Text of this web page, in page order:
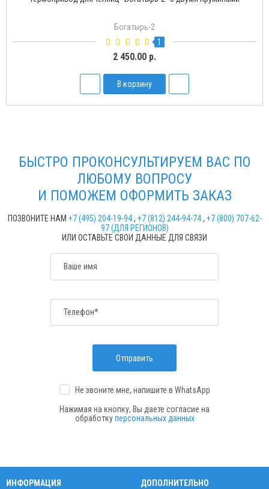
Богатырь-Д
2
1 500.00 р.
В корзину
БЫСТРО ПРОКОНСУЛЬТИРУЕМ ВАС ПО
ЛЮБОМУ ВОПРОСУ
И ПОМОЖЕМ ОФОРМИТЬ ЗАКАЗ
ПОЗВОНИТЕ НАМ +7 (495) 204-19-94, +7 (812) 244-94-74, +7 (800) 707-62-
97 (ДЛЯ РЕГИОНОВ)
ИЛИ ОСТАВЬТЕ СВОИ ДАННЫЕ ДЛЯ СВЯЗИ
Ваше имя
Телефон*
Отправить
Не звоните мне, напишите в WhatsApp
Нажимая на кнопку, Вы даете согласие на
обработкуперсональных данных
ИНФОРМАЦИЯ ДОПОЛНИТЕЛЬНО